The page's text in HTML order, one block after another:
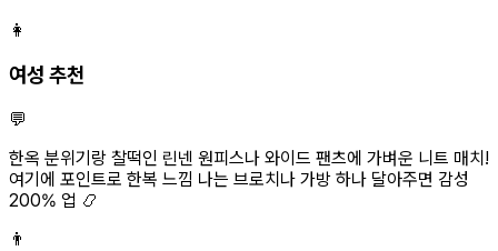
👩
여성 추천
💬
한옥 분위기랑 찰떡인 린넨 원피스나 와이드 팬츠에 가벼운 니트 매치!
여기에 포인트로 한복 느낌 나는 브로치나 가방 하나 달아주면 감성
200% 업 📿
👨